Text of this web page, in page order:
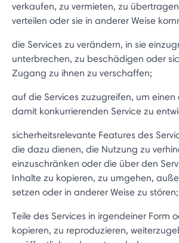
verkaufen, zu vermieten, zu
verteilen oder sie in anderer Weise
die Services zu verändern, in sie
unterbrechen, zu beschädigen oder
Zugang zu ihnen zu verschaffen;
auf die Services zuzugreifen, um
damit konkurrierenden Service zu
sicherheitsrelevante Features des
die dazu dienen, die Nutzung zu
einzuschränken oder die über den
Inhalte zu kopieren, zu umgehen,
setzen oder in anderer Weise zu stören;
Teile des Services in irgendeiner Form
kopieren, zu reproduzieren,